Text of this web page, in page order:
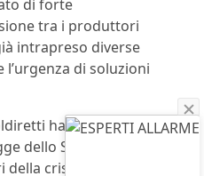
di forte
tra i produttori
intrapreso diverse
di soluzioni
ha portato le pesche
dello Stivale per portare
crisi del comparto e